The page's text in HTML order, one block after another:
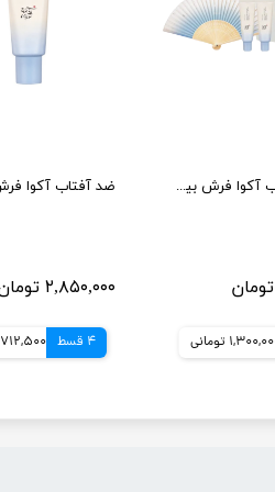
۲,۸۵۰,۰۰۰ تومان
4 قسط 712,500 تومانی
پک ضدآفتاب آکوا فرش بیوتی آف جوسان به همراه باد بزن
تومانی